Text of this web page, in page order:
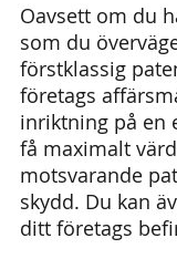
Oavsett om du
som du
förstklassig
företags
inriktning på en
få maximalt
motsvarande
skydd. Du kan
ditt företags